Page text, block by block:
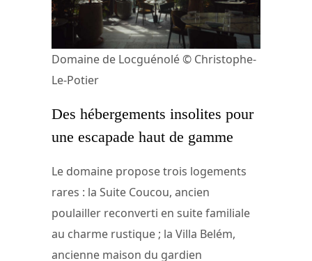
Domaine de Locguénolé © Christophe-
Le-Potier
Des hébergements insolites pour
une escapade haut de gamme
Le domaine propose trois logements
rares : la Suite Coucou, ancien
poulailler reconverti en suite familiale
au charme rustique ; la Villa Belém,
ancienne maison du gardien